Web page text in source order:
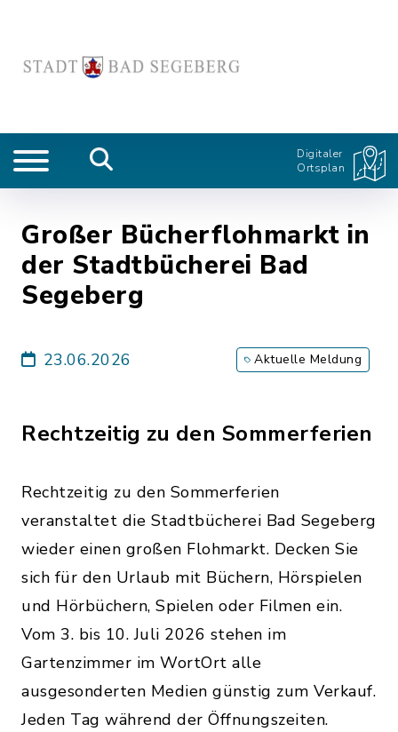
Digitaler
Ortsplan
Großer Bücherflohmarkt in
der Stadtbücherei Bad
Segeberg
23.06.2026 Aktuelle Meldung
Rechtzeitig zu den Sommerferien
Rechtzeitig zu den Sommerferien
veranstaltet die Stadtbücherei Bad Segeberg
wieder einen großen Flohmarkt. Decken Sie
sich für den Urlaub mit Büchern, Hörspielen
und Hörbüchern, Spielen oder Filmen ein.
Vom 3. bis 10. Juli 2026 stehen im
Gartenzimmer im WortOrt alle
ausgesonderten Medien günstig zum Verkauf.
Jeden Tag während der Öffnungszeiten.